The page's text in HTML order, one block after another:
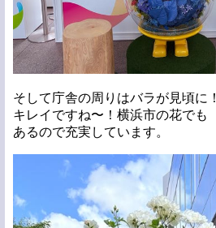
そして庁舎の周りはバラが見頃に！
キレイですね〜！横浜市の花でも
あるので充実しています。